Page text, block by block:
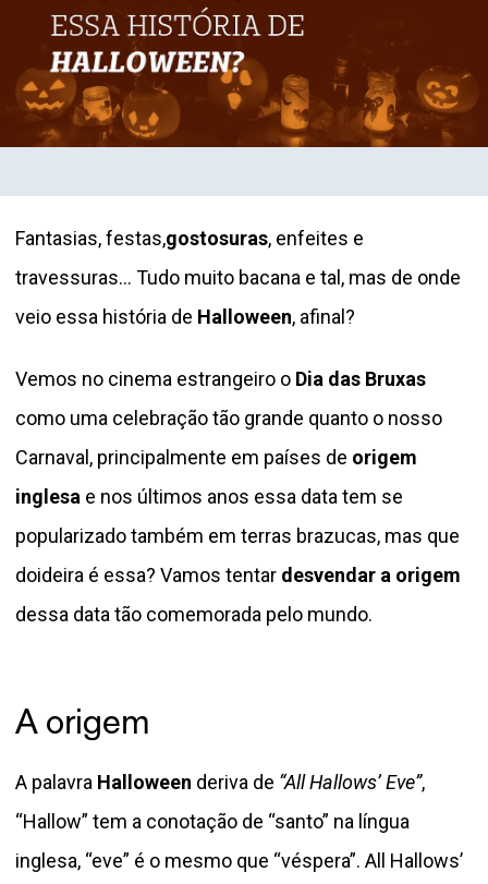
Fantasias, festas,gostosuras, enfeites e
travessuras… Tudo muito bacana e tal, mas de onde
veio essa história de Halloween, afinal?
Vemos no cinema estrangeiro o Dia das Bruxas
como uma celebração tão grande quanto o nosso
Carnaval, principalmente em países de origem
inglesa e nos últimos anos essa data tem se
popularizado também em terras brazucas, mas que
doideira é essa? Vamos tentar desvendar a origem
dessa data tão comemorada pelo mundo.
A origem
A palavra Halloween deriva de “All Hallows’ Eve”,
“Hallow” tem a conotação de “santo” na língua
inglesa, “eve” é o mesmo que “véspera”. All Hallows’